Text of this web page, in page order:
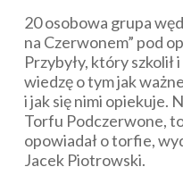
20 osobowa grupa
na Czerwonem” pod
Przybyły, który
wiedzę o tym jak
i jak się nimi opiekuje.
Torfu Podczerwone,
opowiadał o torfie,
Jacek Piotrowski.